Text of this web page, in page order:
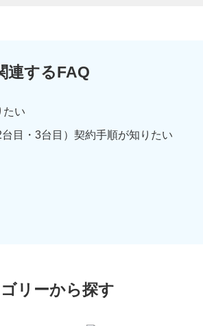
連するFAQ
たい
目・3台目）契約手順が知りたい
リーから探す